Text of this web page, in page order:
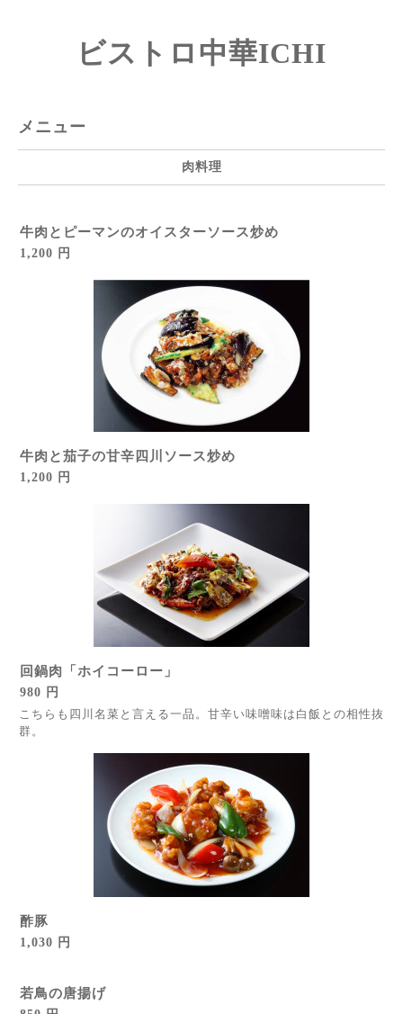
ビストロ中華ICHI
メニュー
肉料理
牛肉とピーマンのオイスターソース炒め
1,200 円
牛肉と茄子の甘辛四川ソース炒め
1,200 円
回鍋肉「ホイコーロー」
980 円
こちらも四川名菜と言える一品。甘辛い味噌味は白飯との相性抜
群。
酢豚
1,030 円
若鳥の唐揚げ